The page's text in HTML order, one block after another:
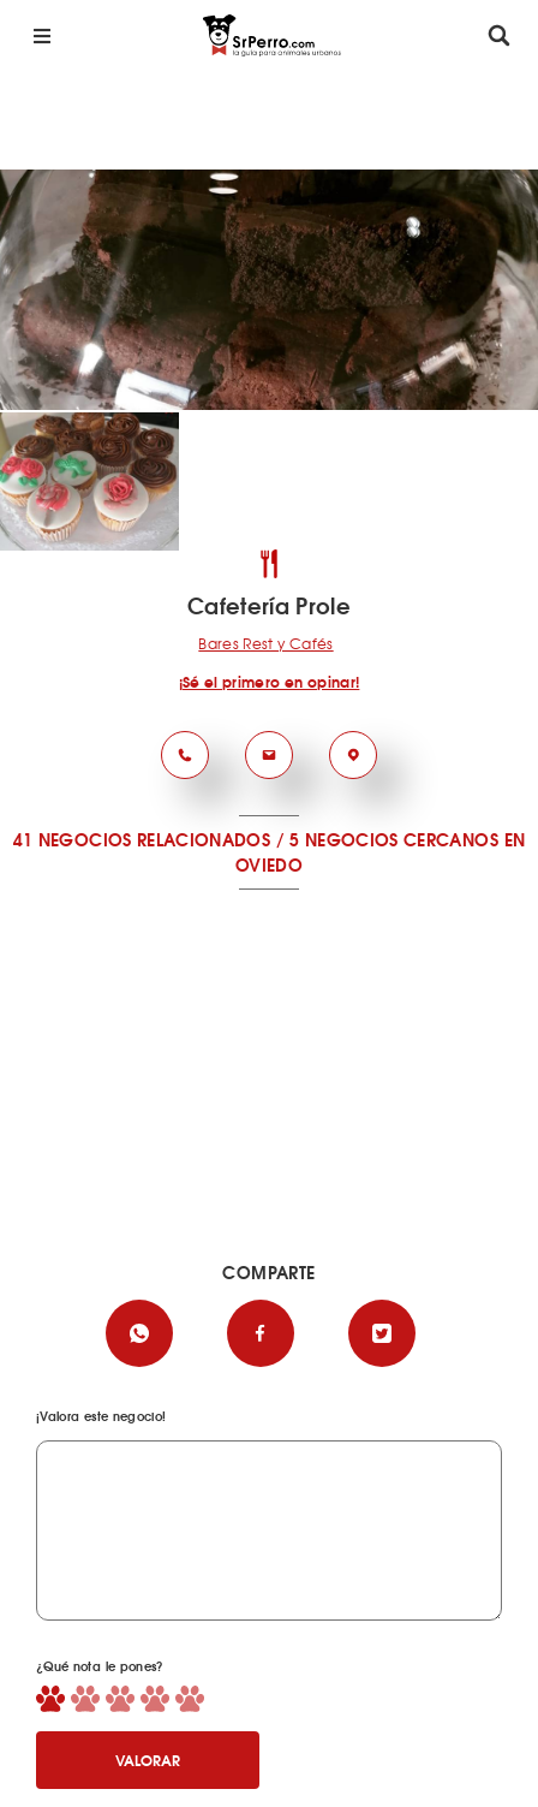
Cafetería Prole
Bares Rest y Cafés
¡Sé el primero en opinar!
41 NEGOCIOS RELACIONADOS /5 NEGOCIOS CERCANOS EN
OVIEDO
¡Valora este negocio!
¿Qué nota le pones?
VALORAR
COMPARTE